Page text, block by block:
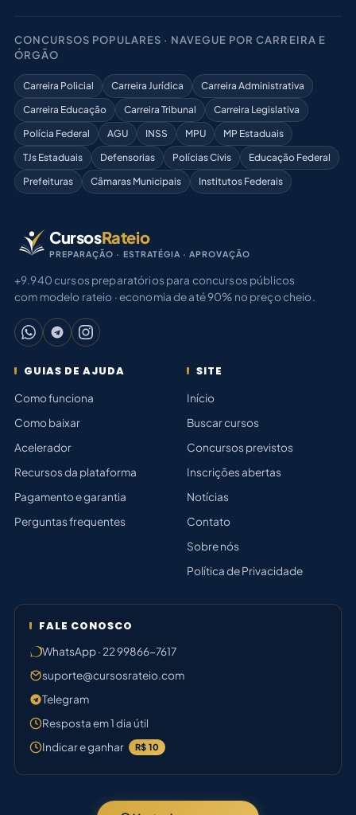
CONCURSOS POPULARES · NAVEGUE POR CARREIRA E
ÓRGÃO
Carreira Policial Carreira Jurídica
Carreira Administrativa
Carreira Educação
Carreira Tribunal
Carreira Legislativa
Polícia Federal
AGU INSS MPU
MP Estaduais
TJs Estaduais
Defensorias Polícias Civis
Educação Federal
Prefeituras
Câmaras Municipais Institutos Federais
CursosRateio
PREPARAÇÃO · ESTRATÉGIA · APROVAÇÃO
+9.940 cursos preparatórios para concursos públicos
com modelo rateio · economia de até 90% no preço cheio.
GUIAS DE AJUDA
Como funciona
Como baixar
Acelerador
Recursos da plataforma
Pagamento e garantia
Perguntas frequentes
SITE
Início
Buscar cursos
Concursos previstos
Inscrições abertas
Notícias
Contato
Sobre nós
Política de Privacidade
FALE CONOSCO
WhatsApp · 22 99866-7617
suporte@cursosrateio.com
Telegram
Resposta em 1 dia útil
Indicar e ganhar
R$ 10